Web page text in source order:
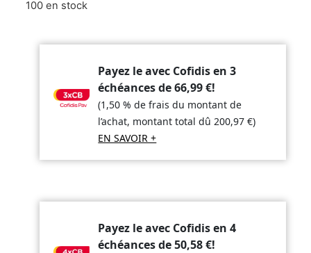
100 en stock
Payez le avec Cofidis en 3
échéances de66,99€!
(1,50 % de frais du montant de
l’achat, montant total dû200,97€)
EN SAVOIR +
Payez le avec Cofidis en 4
échéances de50,58€!